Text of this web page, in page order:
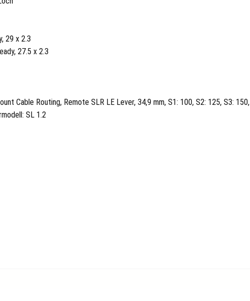
29 x 2.3
27.5 x 2.3
Cable Routing, Remote SLR LE Lever, 34,9 mm, S1: 100, S2: 125, S3:
SL 1.2